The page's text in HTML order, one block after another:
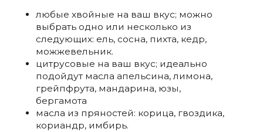
любые хвойные на ваш вкус; можно
выбрать одно или несколько из
следующих: ель, сосна, пихта, кедр,
можжевельник.
цитрусовые на ваш вкус; идеально
подойдут масла апельсина, лимона,
грейпфрута, мандарина, юзы,
бергамота
масла из пряностей: корица, гвоздика,
кориандр, имбирь.